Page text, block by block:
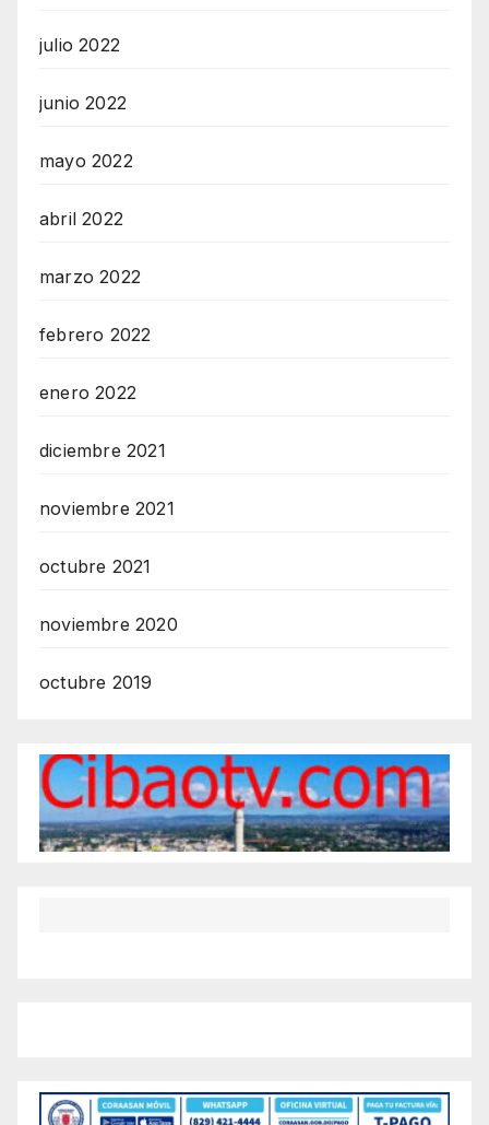
julio 2022
junio 2022
mayo 2022
abril 2022
marzo 2022
febrero 2022
enero 2022
diciembre 2021
noviembre 2021
octubre 2021
noviembre 2020
octubre 2019